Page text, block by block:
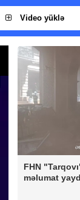
Video yüklə
FHN
məlumat